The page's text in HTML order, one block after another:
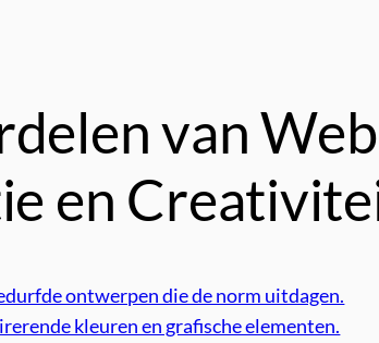
van
en
ontwerpen die de norm uitdagen.
kleuren en grafische elementen.